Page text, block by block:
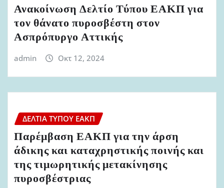
Ανακοίνωση Δελτίο Τύπου ΕΑΚΠ για
τον θάνατο πυροσβέστη στον
Ασπρόπυργο Αττικής
admin Οκτ 12, 2024
ΔΕΛΤΊΑ ΤΎΠΟΥ ΕΑΚΠ
Παρέμβαση ΕΑΚΠ για την άρση
άδικης και καταχρηστικής ποινής και
της τιμωρητικής μετακίνησης
πυροσβέστριας